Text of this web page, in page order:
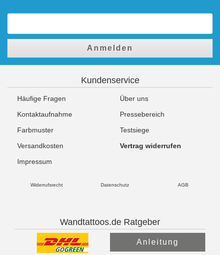
Anmelden
Kundenservice
Häufige Fragen
Über uns
Kontaktaufnahme
Pressebereich
Farbmuster
Testsiege
Versandkosten
Vertrag widerrufen
Impressum
Widerrufsrecht Datenschutz AGB
Wandtattoos.de Ratgeber
Anleitung